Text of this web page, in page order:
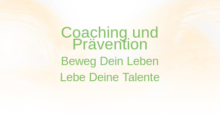
Coaching und
Prävention
Beweg Dein Leben
Lebe Deine Talente